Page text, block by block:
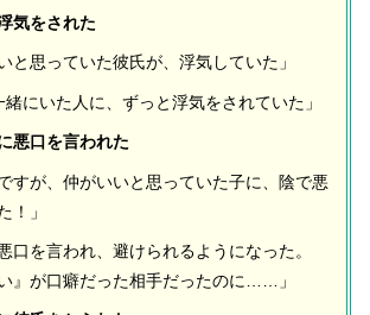
気をされた
と思っていた彼氏が、浮気していた」
緒にいた人に、ずっと浮気をされていた」
悪口を言われた
すが、仲がいいと思っていた子に、陰で悪
！」
口を言われ、避けられるようになった。
』が口癖だった相手だったのに……」